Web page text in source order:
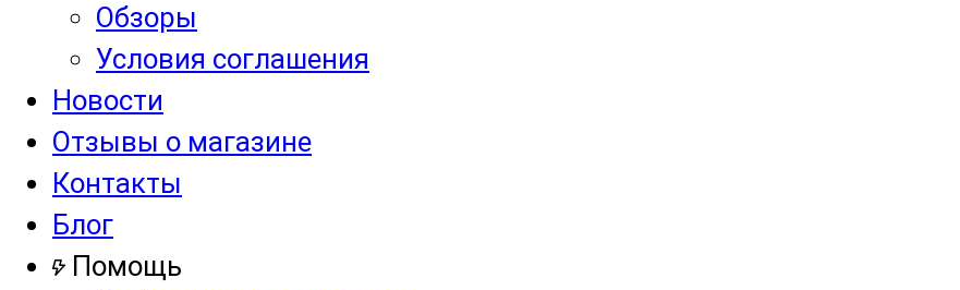
Обзоры
Условия соглашения
Новости
Отзывы о магазине
Контакты
Блог
Помощь